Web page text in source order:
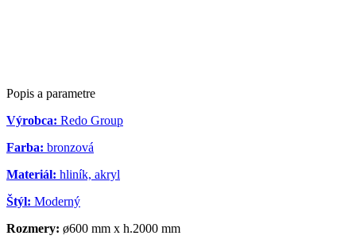
Popis a parametre
Výrobca: Redo Group
Farba: bronzová
Materiál: hliník, akryl
Štýl: Moderný
Rozmery: ø600 mm x h.2000 mm